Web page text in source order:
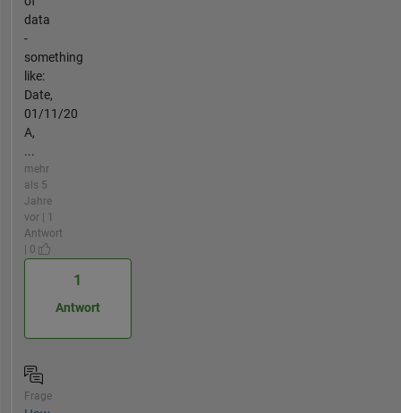
data
-
something
like:
Date,
01/11/20
A,
...
mehr
als 5
Jahre
vor | 1
Antwort
| 0
1
Antwort
Frage